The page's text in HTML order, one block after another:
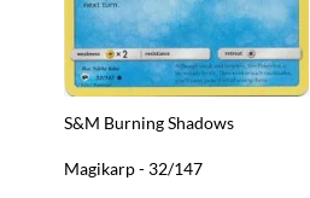
S&M Burning Shadows
Magikarp - 32/147